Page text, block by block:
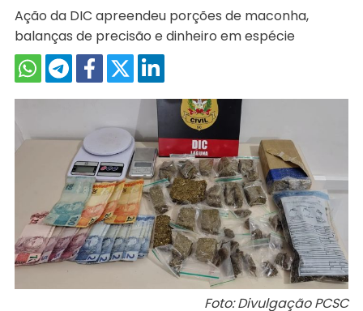
Ação da DIC apreendeu porções de maconha,
balanças de precisão e dinheiro em espécie
Foto: Divulgação PCSC